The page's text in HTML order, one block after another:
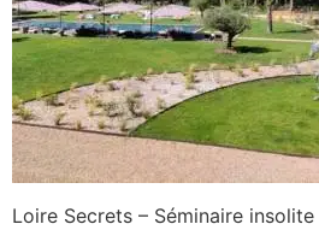
Loire Secrets – Séminaire